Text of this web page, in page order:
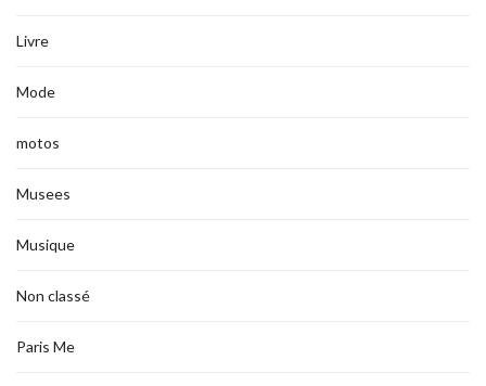
Livre
Mode
motos
Musees
Musique
Non classé
Paris Me